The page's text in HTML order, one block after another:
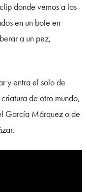
donde vemos a los
en un bote en
a un pez,
y entra el solo de
de otro mundo,
García Márquez o de